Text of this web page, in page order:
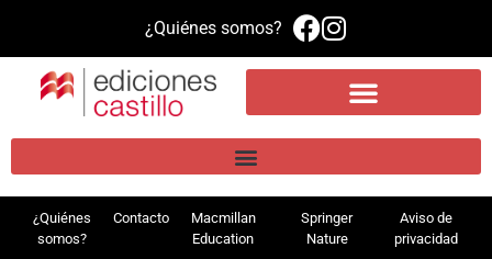
¿Quiénes somos?
¿Quiénes
somos?
Contacto
Macmillan
Education
Springer
Nature
Aviso de
privacidad